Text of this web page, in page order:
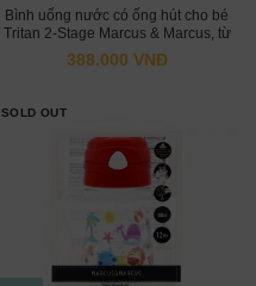
Bình uống nước có ống hút cho bé
Tritan 2-Stage Marcus & Marcus, từ
12 tháng – Xanh dương
388.000 VNĐ
SOLD OUT